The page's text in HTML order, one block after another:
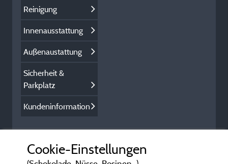
Reinigung
Innenausstattung
Außenaustattung
Sicherheit &
Parkplatz
Kundeninformation
Cookie-Einstellungen